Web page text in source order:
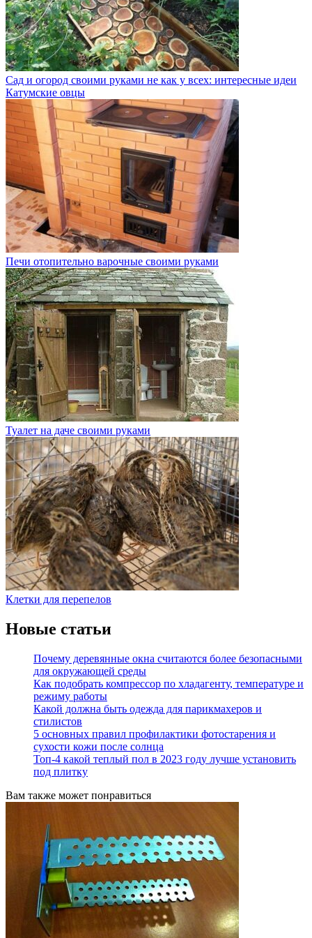
Сад и огород своими руками не как у всех: интересные идеи
Катумские овцы
Печи отопительно варочные своими руками
Туалет на даче своими руками
Клетки для перепелов
Новые статьи
Почему деревянные окна считаются более безопасными
для окружающей среды
Как подобрать компрессор по хладагенту, температуре и
режиму работы
Какой должна быть одежда для парикмахеров и
стилистов
5 основных правил профилактики фотостарения и
сухости кожи после солнца
Топ-4 какой теплый пол в 2023 году лучше установить
под плитку
Вам также может понравиться